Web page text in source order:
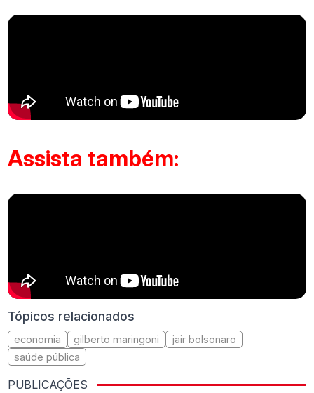
Assista também:
Tópicos relacionados
economia gilberto maringoni
jair bolsonaro
saúde pública
PUBLICAÇÕES